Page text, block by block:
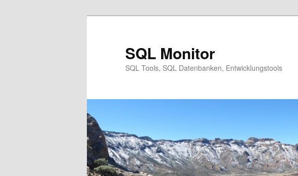
SQL Monitor
SQL Tools, SQL Datenbanken, Entwicklungstools